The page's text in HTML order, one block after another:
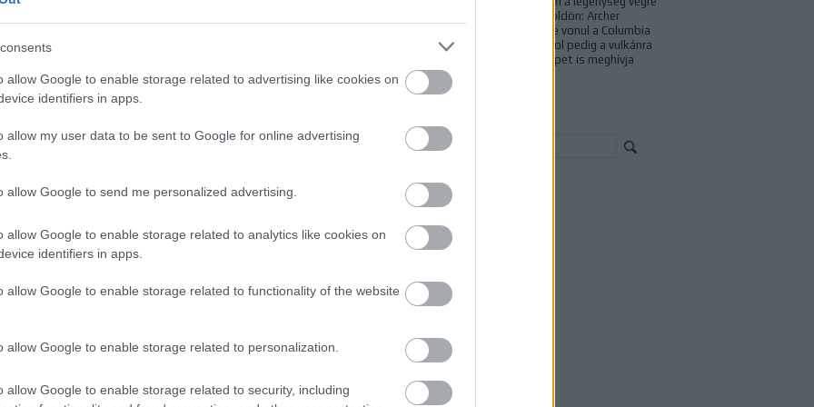
allow Google to enable storage related to advertising like cookies on
identifiers in apps.
allow my user data to be sent to Google for online advertising
allow Google to send me personalized advertising.
allow Google to enable storage related to analytics like cookies on
identifiers in apps.
allow Google to enable storage related to functionality of the website
allow Google to enable storage related to personalization.
allow Google to enable storage related to security, including
volt. Megcsinálta a jeleneteit, tudta a szövegét. Profi volt.
vele dolgozni. Ugyanazt csinálta, mint én, hiszen ő is egy
hogy »Wow, ez szép munka.«
ember. Persze, némiképp flörtölt velem. De összességében
interjú is, amiben a színésznő a csókjelenetre
a képernyőn, tényleg megcsókolt."
hogy vajon ki húzta meg a ravaszt a fézeren.
convention-ökre is ellátogat, ahol gyakran Star
pihenőt tarthat a Földön: Archer
kapitány a hegyekbe vonul a Columbia
parancsnokával, T'Pol pedig a vulkánra
tér vissza, ahova Tripet is meghívja
magával, a...
Keresés
Archívum
2022 június
2021 szeptember
2021 április
2021 március
2020 december
2020 november
2020 október
2020 szeptember